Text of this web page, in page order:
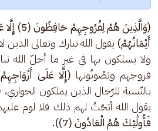
(وَالَّذِينَ
أَيْمَانُهُمْ) يقول الله تبارك وتعالى
ولا يسلكون بها في غير ما أحلّ الله
فروجهم ويَصُونُونها (إِلَّا عَلَىٰ
بالنّسبة للرّجال الذين يملكون الجواري،
يقول الله أبَحْتُ لهم ذلك فلا لوم
فَأُولَٰئِكَ هُمُ الْعَادُونَ (7)).